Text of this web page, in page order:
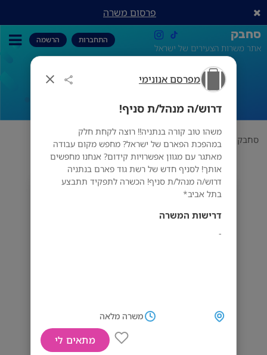
מפרסם אנונימי
דרוש/ה מנהל/ת סניף!
משהו טוב קורה בנתניה!! רוצה לקחת חלק
במהפכת הפארם של ישראל? מחפש מקום עבודה
מאתגר עם מגוון אפשרויות קידום? אנחנו מחפשים
אותך! לסניף חדש של רשת גוד פארם בנתניה
דרוש/ה מנהל/ת סניף! הכשרה לתפקיד תתבצע
בתל אביב*
דרישות המשרה
-
משרה מלאה
מתאים לי
פרסום משרה
סחבק
אתר משרות הצעירים של ישראל
התחברות הרשמה
דרוש/ה מנהל/ת סניף!
סחבק תחום מפרסם אנונימי דרוש/ה מנהל/ת סניף!
מפרסם אנונימי